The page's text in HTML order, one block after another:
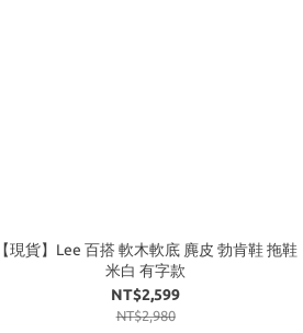
【現貨】Lee 百搭 軟木軟底 麂皮 勃肯鞋 拖鞋
米白 有字款
NT$2,599
NT$2,980